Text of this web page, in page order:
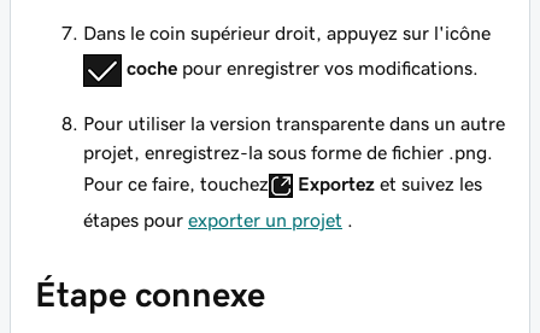
Dans le coin supérieur droit, appuyez sur l'icône
coche pour enregistrer vos modifications.
Pour utiliser la version transparente dans un autre
projet, enregistrez-la sous forme de fichier .png.
Pour ce faire, touchez
Exportez et suivez les
étapes pour exporter un projet
Étape connexe